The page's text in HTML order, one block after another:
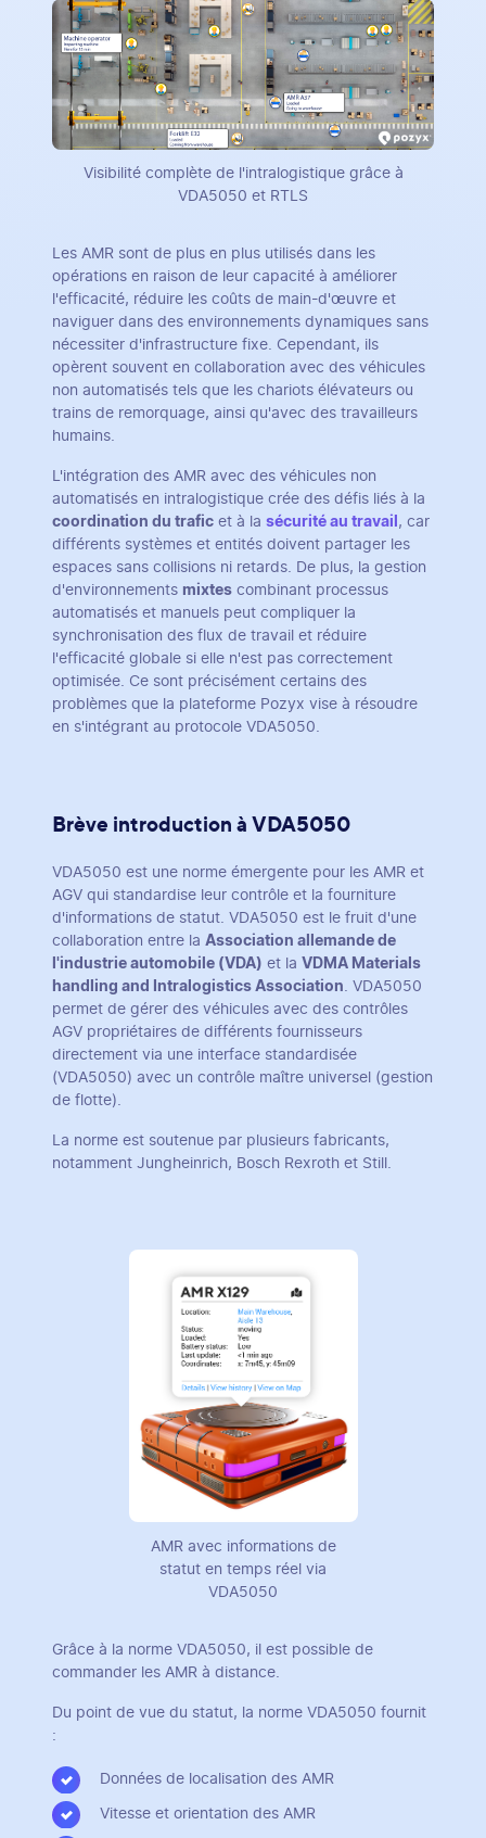
Visibilité complète de l'intralogistique grâce à
VDA5050 et RTLS
Les AMR sont de plus en plus utilisés dans les
opérations en raison de leur capacité à améliorer
l'efficacité, réduire les coûts de main-d'œuvre et
naviguer dans des environnements dynamiques sans
nécessiter d'infrastructure fixe. Cependant, ils
opèrent souvent en collaboration avec des véhicules
non automatisés tels que les chariots élévateurs ou
trains de remorquage, ainsi qu'avec des travailleurs
humains.
L'intégration des AMR avec des véhicules non
automatisés en intralogistique crée des défis liés à la
coordination du trafic et à la sécurité au travail , car
différents systèmes et entités doivent partager les
espaces sans collisions ni retards. De plus, la gestion
d'environnements mixtes combinant processus
automatisés et manuels peut compliquer la
synchronisation des flux de travail et réduire
l'efficacité globale si elle n'est pas correctement
optimisée. Ce sont précisément certains des
problèmes que la plateforme Pozyx vise à résoudre
en s'intégrant au protocole VDA5050.
Brève introduction à VDA5050
VDA5050 est une norme émergente pour les AMR et
AGV qui standardise leur contrôle et la fourniture
d'informations de statut. VDA5050 est le fruit d'une
collaboration entre la Association allemande de
l'industrie automobile (VDA) et la VDMA Materials
handling and Intralogistics Association . VDA5050
permet de gérer des véhicules avec des contrôles
AGV propriétaires de différents fournisseurs
directement via une interface standardisée
(VDA5050) avec un contrôle maître universel (gestion
de flotte).
La norme est soutenue par plusieurs fabricants,
notamment Jungheinrich, Bosch Rexroth et Still.
AMR avec informations de
statut en temps réel via
VDA5050
Grâce à la norme VDA5050, il est possible de
commander les AMR à distance.
Du point de vue du statut, la norme VDA5050 fournit
:
Données de localisation des AMR
Vitesse et orientation des AMR